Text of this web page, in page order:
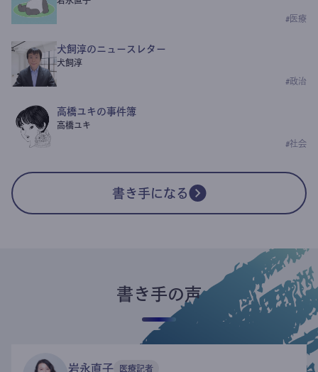
# 医療
犬飼淳のニュースレター
犬飼淳
#政治
高橋ユキの事件簿
高橋ユキ
#社会
書き手になる
書き手の声
岩永直子 医療記者